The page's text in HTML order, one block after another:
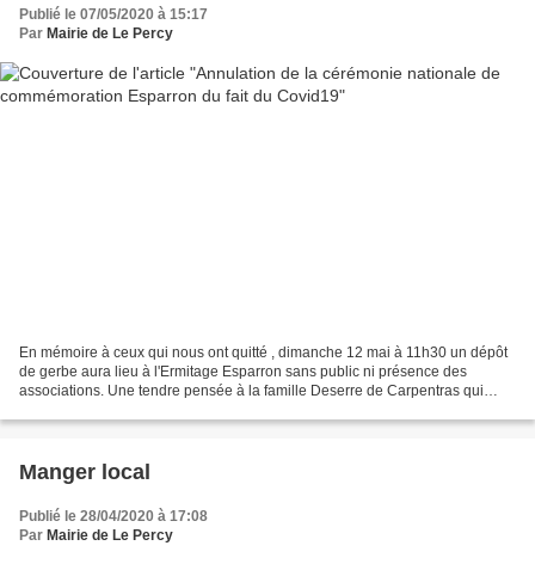
Publié le 07/05/2020 à 15:17
Par Mairie de Le Percy
En mémoire à ceux qui nous ont quitté , dimanche 12 mai à 11h30 un dépôt
de gerbe aura lieu à l'Ermitage Esparron sans public ni présence des
associations. Une tendre pensée à la famille Deserre de Carpentras qui
Manger local
Publié le 28/04/2020 à 17:08
Par Mairie de Le Percy